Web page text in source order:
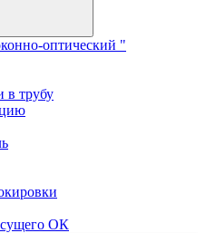
оптический "
в трубу
ОК